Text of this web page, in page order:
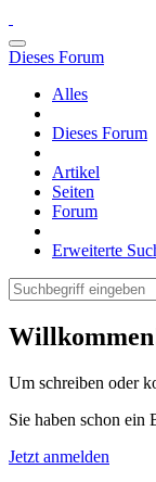
Dieses Forum
Alles
Dieses Forum
Artikel
Seiten
Forum
Erweiterte
Um schreiben oder
Sie haben schon ein
Jetzt anmelden